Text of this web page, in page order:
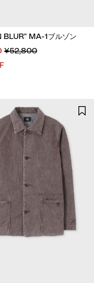
BLUR" MA-1ブルゾン
¥52,800